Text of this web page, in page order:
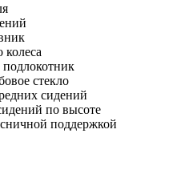
колеса
стекло
сидений
по высоте
поддержкой